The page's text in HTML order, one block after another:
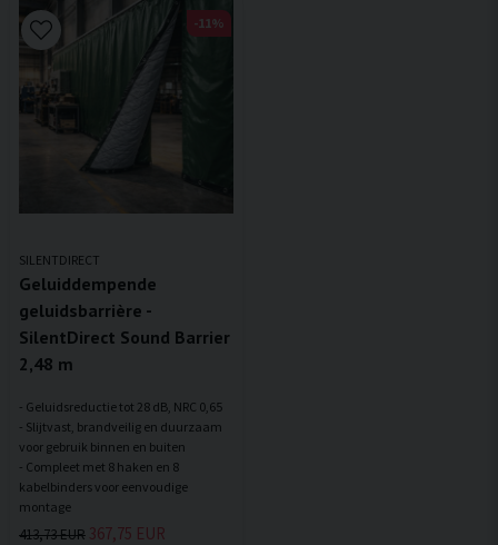
SILENTDIRECT
Geluiddempende
geluidsbarrière -
SilentDirect Sound Barrier
2,48 m
- Geluidsreductie tot 28 dB, NRC 0,65
- Slijtvast, brandveilig en duurzaam
voor gebruik binnen en buiten
- Compleet met 8 haken en 8
kabelbinders voor eenvoudige
413,73 EUR 367,75 EUR
-11%